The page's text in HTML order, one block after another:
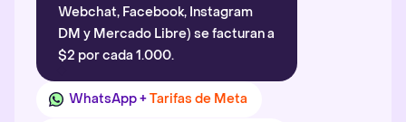
Webchat, Facebook, Instagram
DM y Mercado Libre) se facturan a
$2 por cada 1.000.
WhatsApp +Tarifas de Meta